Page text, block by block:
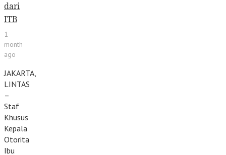
dari
ITB
1
month
ago
JAKARTA,
LINTAS
–
Staf
Khusus
Kepala
Otorita
Ibu